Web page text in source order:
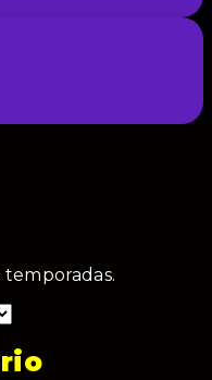
temporadas.